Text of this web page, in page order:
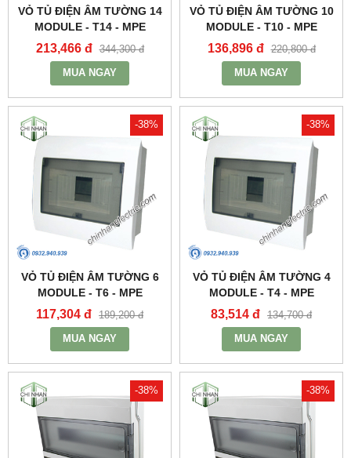
VỎ TỦ ĐIỆN ÂM TƯỜNG 14
MODULE - T14 - MPE
213,466 đ 344,300 đ
MUA NGAY
VỎ TỦ ĐIỆN ÂM TƯỜNG 10
MODULE - T10 - MPE
136,896 đ 220,800 đ
MUA NGAY
-38%
VỎ TỦ ĐIỆN ÂM TƯỜNG 6
MODULE - T6 - MPE
117,304 đ 189,200 đ
MUA NGAY
-38%
VỎ TỦ ĐIỆN ÂM TƯỜNG 4
MODULE - T4 - MPE
83,514 đ 134,700 đ
MUA NGAY
-38% -38%